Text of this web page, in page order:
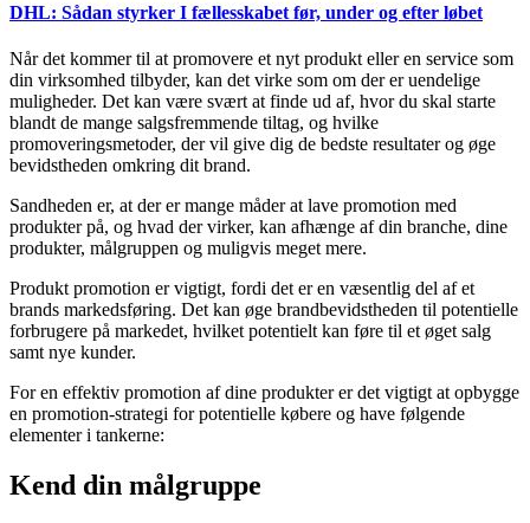
DHL: Sådan styrker I fællesskabet før, under og efter løbet
Når det kommer til at promovere et nyt produkt eller en service som
din virksomhed tilbyder, kan det virke som om der er uendelige
muligheder. Det kan være svært at finde ud af, hvor du skal starte
blandt de mange salgsfremmende tiltag, og hvilke
promoveringsmetoder, der vil give dig de bedste resultater og øge
bevidstheden omkring dit brand.
Sandheden er, at der er mange måder at lave promotion med
produkter på, og hvad der virker, kan afhænge af din branche, dine
produkter, målgruppen og muligvis meget mere.
Produkt promotion er vigtigt, fordi det er en væsentlig del af et
brands markedsføring. Det kan øge brandbevidstheden til potentielle
forbrugere på markedet, hvilket potentielt kan føre til et øget salg
samt nye kunder.
For en effektiv promotion af dine produkter er det vigtigt at opbygge
en promotion-strategi for potentielle købere og have følgende
elementer i tankerne:
Kend din målgruppe